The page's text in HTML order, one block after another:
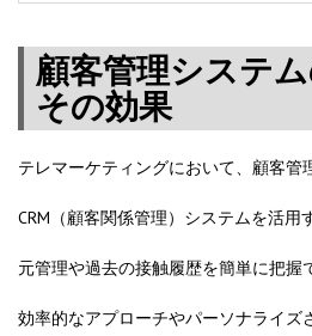
顧客管理システ
その効果
テレマーケティングにおいて、顧客管
CRM（顧客関係管理）システムを活用
元管理や過去の接触履歴を簡単に把握
効率的なアプローチやパーソナライズ